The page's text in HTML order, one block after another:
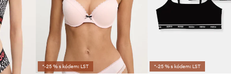
*-25 % s kódem: LST *-25 % s kódem: LST